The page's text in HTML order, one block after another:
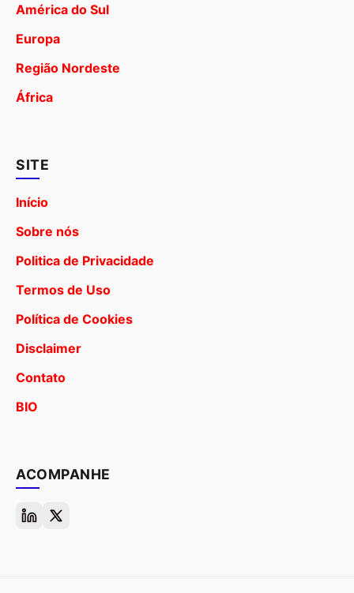
América do Sul
Europa
Região Nordeste
África
SITE
Início
Sobre nós
Politica de Privacidade
Termos de Uso
Política de Cookies
Disclaimer
Contato
BIO
ACOMPANHE